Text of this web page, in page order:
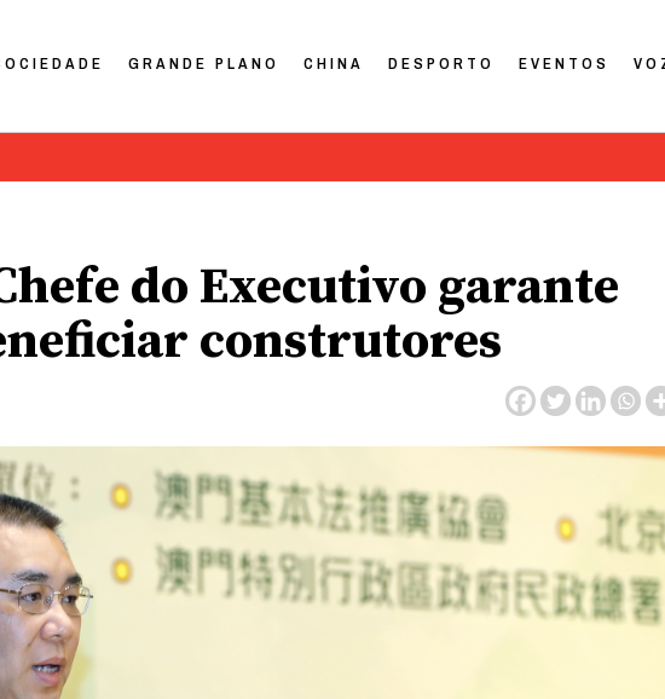
GRANDE PLANO CHINA DESPORTO EVENTOS
do Executivo garante
construtores